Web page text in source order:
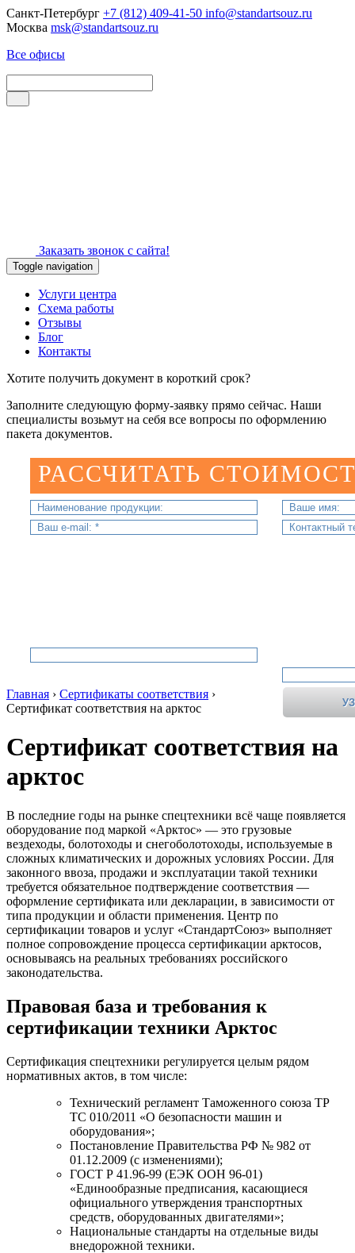
Санкт-Петербург +7 (812) 409-41-50 info@standartsouz.ru
Москва msk@standartsouz.ru
Все офисы
Заказать звонок с сайта!
Toggle navigation
Услуги центра
Схема работы
Отзывы
Блог
Контакты
Хотите получить документ в короткий срок?
Заполните следующую форму-заявку прямо сейчас. Наши
специалисты возьмут на себя все вопросы по оформлению
пакета документов.
РАССЧИТАТЬ
Главная › Сертификаты соответствия ›
Сертификат соответствия на арктос
Сертификат соответствия на
арктос
В последние годы на рынке спецтехники всё чаще появляется
оборудование под маркой «Арктос» — это грузовые
вездеходы, болотоходы и снегоболотоходы, используемые в
сложных климатических и дорожных условиях России. Для
законного ввоза, продажи и эксплуатации такой техники
требуется обязательное подтверждение соответствия —
оформление сертификата или декларации, в зависимости от
типа продукции и области применения. Центр по
сертификации товаров и услуг «СтандартСоюз» выполняет
полное сопровождение процесса сертификации арктосов,
основываясь на реальных требованиях российского
законодательства.
Правовая база и требования к
сертификации техники Арктос
Сертификация спецтехники регулируется целым рядом
нормативных актов, в том числе:
Технический регламент Таможенного союза ТР
ТС 010/2011 «О безопасности машин и
оборудования»;
Постановление Правительства РФ № 982 от
01.12.2009 (с изменениями);
ГОСТ Р 41.96-99 (ЕЭК ООН 96-01)
«Единообразные предписания, касающиеся
официального утверждения транспортных
средств, оборудованных двигателями»;
Национальные стандарты на отдельные виды
внедорожной техники.